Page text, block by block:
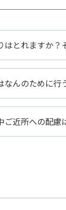
はとれますか？
なんのために行
ご近所への配慮